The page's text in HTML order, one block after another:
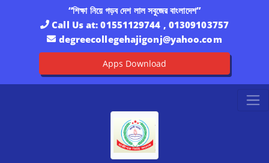
“শিক্ষা নিয়ে গড়ব দেশ লাল সবুজের বাংলাদেশ”
Call Us at:01551129744 , 01309103757
degreecollegehajigonj@yahoo.com
Apps Download